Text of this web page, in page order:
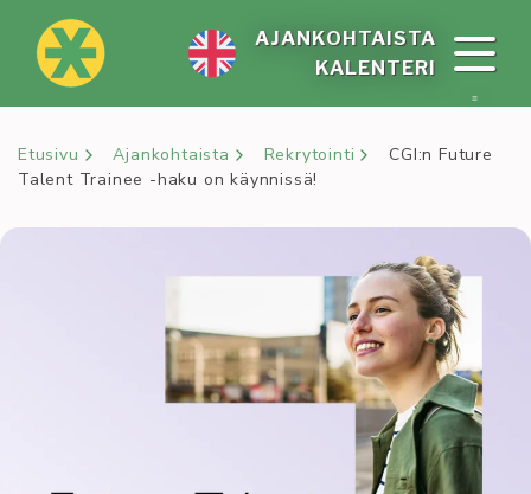
sisältöön
KA­LEN­TE­RI
AJAN­KOH­TAIS­TA
Etusivu Ajankohtaista Rekrytointi
CGI:n Future
Talent Trainee -haku on käynnissä!